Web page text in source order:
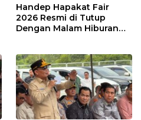
Handep Hapakat Fair
2026 Resmi di Tutup
Dengan Malam Hiburan